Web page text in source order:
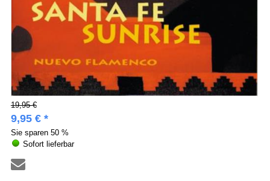
19,95 €
9,95 € *
Sie sparen 50 %
Sofort lieferbar